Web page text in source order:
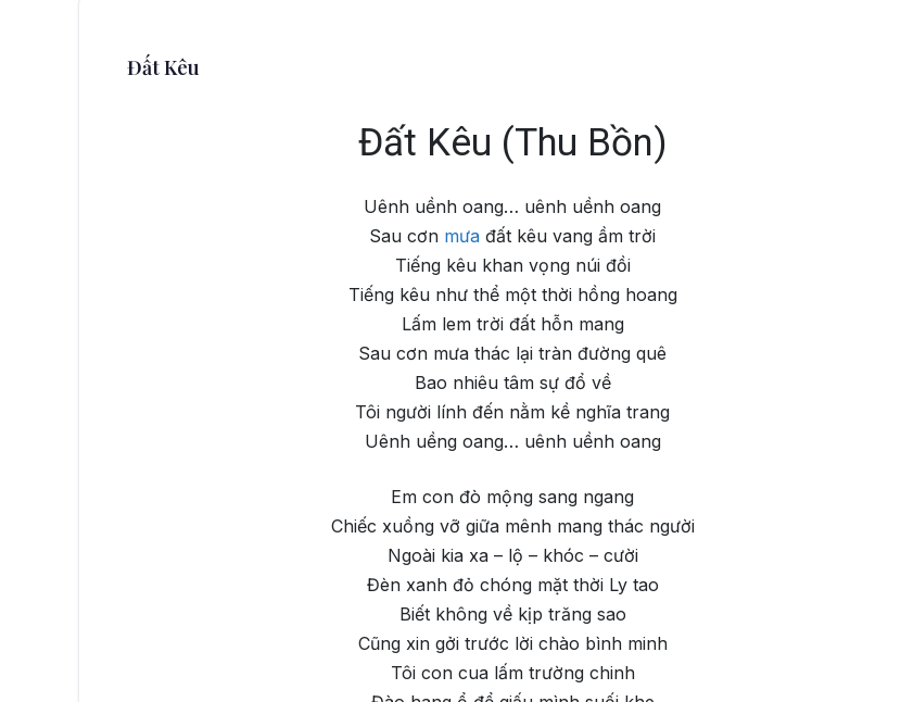
Đất Kêu
Đất Kêu (Thu Bồn)
Uênh uềnh oang… uênh uềnh oang
Sau cơn mưa đất kêu vang ầm trời
Tiếng kêu khan vọng núi đồi
Tiếng kêu như thể một thời hồng hoang
Lấm lem trời đất hỗn mang
Sau cơn mưa thác lại tràn đường quê
Bao nhiêu tâm sự đổ về
Tôi người lính đến nằm kề nghĩa trang
Uênh uềng oang… uênh uềnh oang
Em con đò mộng sang ngang
Chiếc xuồng vỡ giữa mênh mang thác người
Ngoài kia xa – lộ – khóc – cười
Đèn xanh đỏ chóng mặt thời Ly tao
Biết không về kịp trăng sao
Cũng xin gởi trước lời chào bình minh
Tôi con cua lấm trường chinh